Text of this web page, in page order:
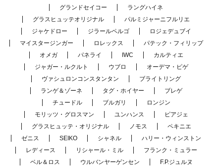
グランドセイコー
ラングハイネ
グラスヒュッテオリジナル
パルミジャーニフルリエ
ジャケドロー
ジラールペルゴ
ロジェデュブイ
マイスタージンガー
ロレックス
パテック・フィリップ
オメガ
パネライ IWC
カルティエ
ジャガー・ルクルト
ウブロ
オーデマ・ピゲ
ヴァシュロンコンスタンタン
ブライトリング
ランゲ＆ゾーネ
タグ・ホイヤー
ブレゲ
チュードル
ブルガリ
ロンジン
モリッツ・グロスマン
ユンハンス
ピアジェ
グラスヒュッテ・オリジナル
ノモス
ペキニエ
ゼニス
SEIKO シャネル
ハリー・ウィンストン
レディース
リシャール・ミル
フランク・ミュラー
ベル＆ロス
ウルバンヤーゲンセン
F.P.ジュルヌ